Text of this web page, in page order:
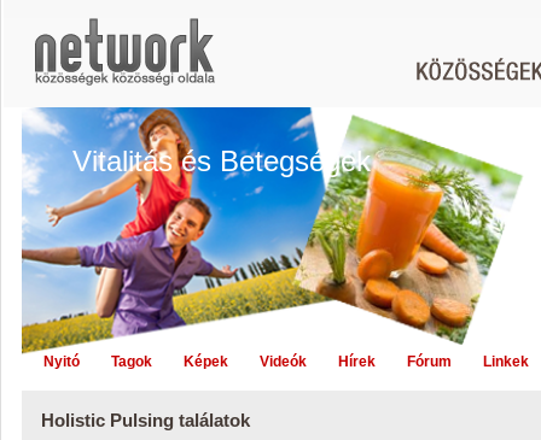
Vitalitás és Betegségek
Nyitó Tagok Képek Videók Hírek Fórum Linkek
Holistic Pulsing találatok